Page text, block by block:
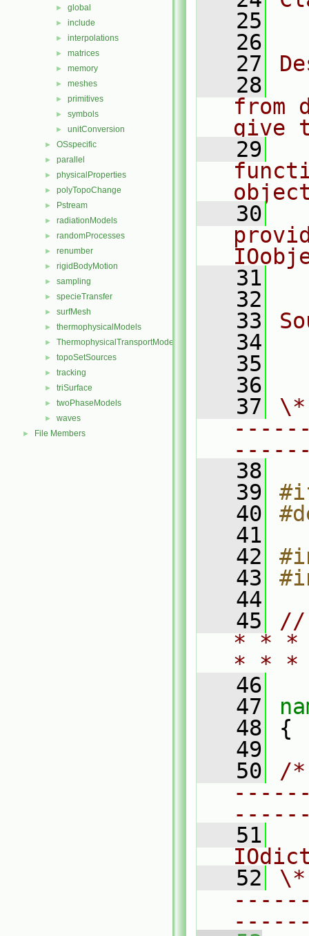
► global
► include
► interpolations
► matrices
► memory
► meshes
► primitives
► symbols
► unitConversion
► OSspecific
► parallel
► physicalProperties
► polyTopoChange
► Pstream
► radiationModels
► randomProcesses
► renumber
► rigidBodyMotion
► sampling
► specieTransfer
► surfMesh
► thermophysicalModels
► ThermophysicalTransportModels
► topoSetSources
► tracking
► triSurface
► twoPhaseModels
► waves
► File Members
   25
   26
   27
   28
from
give
   29
   30
   31
   32
   33
   34
   35
   36
   37
   38
   39
   40
   41
   42
   43
   44
   45
//
* * *
* *
   46
   47
   48
{
   49
   50
/
   51
   52